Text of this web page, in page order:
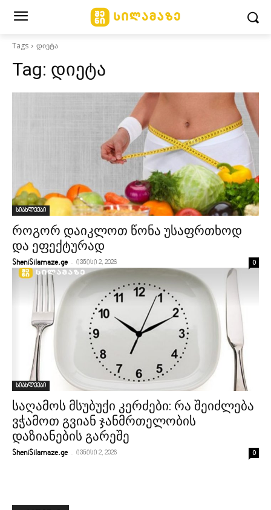
Tags დიეტა
Tag: დიეტა
სიახლეები
როგორ დაიკლოთ წონა უსაფრთხოდ
და ეფექტურად
SheniSilamaze.ge - ივნისი 2, 2026 0
სიახლეები
საღამოს მსუბუქი კერძები: რა შეიძლება
ვჭამოთ გვიან ჯანმრთელობის
დაზიანების გარეშე
SheniSilamaze.ge - ივნისი 2, 2026 0